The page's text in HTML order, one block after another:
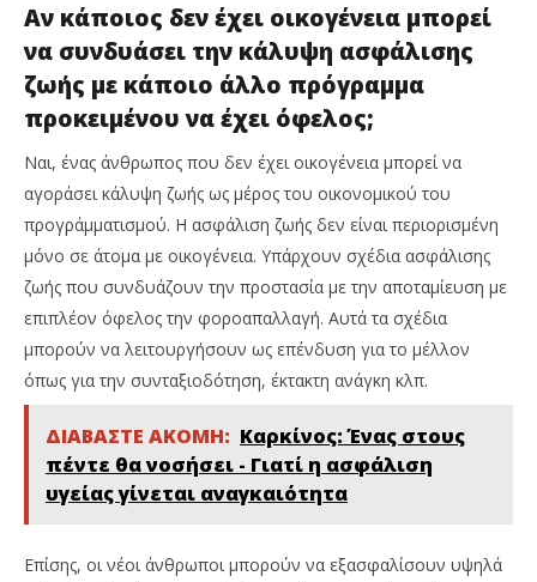
Αν κάποιος δεν έχει οικογένεια μπορεί
να συνδυάσει την κάλυψη ασφάλισης
ζωής με κάποιο άλλο πρόγραμμα
προκειμένου να έχει όφελος;
Ναι, ένας άνθρωπος που δεν έχει οικογένεια μπορεί να
αγοράσει κάλυψη ζωής ως μέρος του οικονομικού του
προγράμματισμού. Η ασφάλιση ζωής δεν είναι περιορισμένη
μόνο σε άτομα με οικογένεια. Υπάρχουν σχέδια ασφάλισης
ζωής που συνδυάζουν την προστασία με την αποταμίευση με
επιπλέον όφελος την φοροαπαλλαγή. Αυτά τα σχέδια
μπορούν να λειτουργήσουν ως επένδυση για το μέλλον
όπως για την συνταξιοδότηση, έκτακτη ανάγκη κλπ.
ΔΙΑΒΑΣΤΕ ΑΚΟΜΗ: Καρκίνος: Ένας στους
πέντε θα νοσήσει - Γιατί η ασφάλιση
υγείας γίνεται αναγκαιότητα
Επίσης, οι νέοι άνθρωποι μπορούν να εξασφαλίσουν υψηλά